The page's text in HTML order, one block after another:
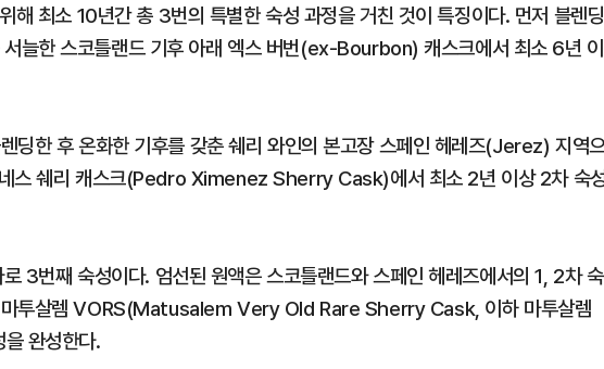
해 최소 10년간 총 3번의 특별한 숙성 과정을 거친 것이 특징이다. 먼저 블렌딩
늘한 스코틀랜드 기후 아래 엑스 버번(ex-Bourbon) 캐스크에서 최소 6년 이
딩한 후 온화한 기후를 갖춘 쉐리 와인의 본고장 스페인 헤레즈(Jerez) 지역
스 쉐리 캐스크(Pedro Ximenez Sherry Cask)에서 최소 2년 이상 2차 숙
3번째 숙성이다. 엄선된 원액은 스코틀랜드와 스페인 헤레즈에서의 1, 2차 숙
마투살렘 VORS(Matusalem Very Old Rare Sherry Cask, 이하 마투살렘
완성한다.